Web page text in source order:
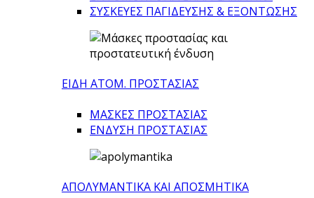
ΣΥΣΚΕΥΕΣ ΠΑΓΙΔΕΥΣΗΣ & ΕΞΟΝΤΩΣΗΣ
ΕΙΔΗ ΑΤΟΜ. ΠΡΟΣΤΑΣΙΑΣ
ΜΑΣΚΕΣ ΠΡΟΣΤΑΣΙΑΣ
ΕΝΔΥΣΗ ΠΡΟΣΤΑΣΙΑΣ
ΑΠΟΛΥΜΑΝΤΙΚΑ ΚΑΙ ΑΠΟΣΜΗΤΙΚΑ